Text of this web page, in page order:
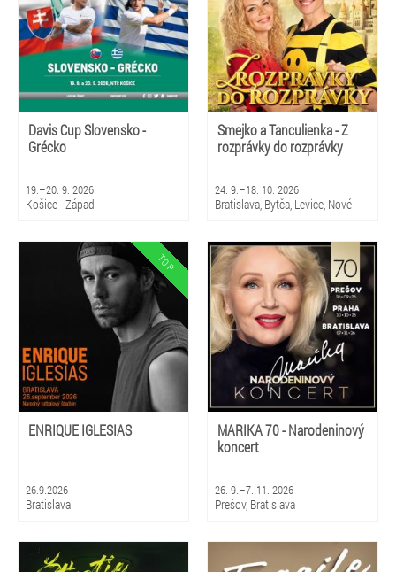
Davis Cup Slovensko -
Grécko
19.–20. 9. 2026
Košice - Západ
Smejko a Tanculienka - Z
rozprávky do rozprávky
24. 9.–18. 10. 2026
Bratislava, Bytča, Levice, Nové
Sereď, Bardejovské Kúpele,
Košice, Stará Ľubovňa, Poprad,
Brezno, Prievidza, Gbely, Nová
Dubnica
ENRIQUE IGLESIAS
26.9.2026
Bratislava
MARIKA 70 - Narodeninový
koncert
26. 9.–7. 11. 2026
Prešov, Bratislava